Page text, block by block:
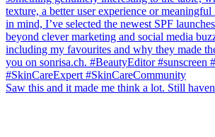
Saw this and it made me think a lot. Still haven